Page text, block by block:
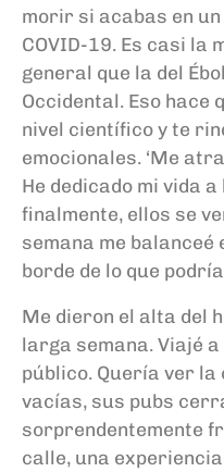
morir si acabas en
COVID-19. Es casi la
general que la del
Occidental. Eso hace
nivel científico y te
emocionales. ‘Me
He dedicado mi vida
finalmente, ellos se
semana me balanceé
borde de lo que
Me dieron el alta del
larga semana. Viajé
público. Quería ver la
vacías, sus pubs
sorprendentemente
calle, una